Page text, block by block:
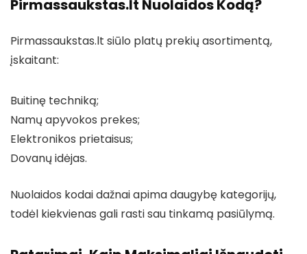
Pirmassaukstas.lt Nuolaidos Kodą?
Pirmassaukstas.lt siūlo platų prekių asortimentą,
įskaitant:
Buitinę techniką;
Namų apyvokos prekes;
Elektronikos prietaisus;
Dovanų idėjas.
Nuolaidos kodai dažnai apima daugybę kategorijų,
todėl kiekvienas gali rasti sau tinkamą pasiūlymą.